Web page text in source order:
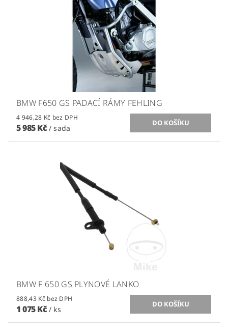
BMW F650 GS PADACÍ RÁMY FEHLING
4 946,28 Kč bez DPH
5 985 Kč / sada
BMW F 650 GS PLYNOVÉ LANKO
888,43 Kč bez DPH
1 075 Kč / ks